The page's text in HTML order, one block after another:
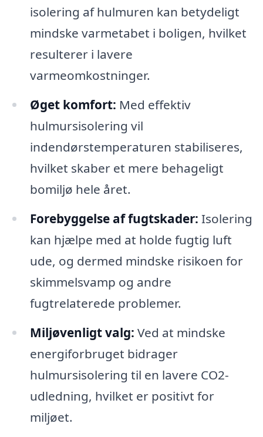
isolering af hulmuren kan betydeligt
mindske varmetabet i boligen, hvilket
resulterer i lavere
varmeomkostninger.
Øget komfort: Med effektiv
hulmursisolering vil
indendørstemperaturen stabiliseres,
hvilket skaber et mere behageligt
bomiljø hele året.
Forebyggelse af fugtskader: Isolering
kan hjælpe med at holde fugtig luft
ude, og dermed mindske risikoen for
skimmelsvamp og andre
fugtrelaterede problemer.
Miljøvenligt valg: Ved at mindske
energiforbruget bidrager
hulmursisolering til en lavere CO2-
udledning, hvilket er positivt for
miljøet.